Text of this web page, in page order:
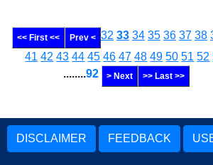
<< First << Prev < 32 33 34 35 36 37 38
41 42 43 44 45 46 47 48 49 50 51 52
........92 > Next >> Last >>
DISCLAIMER FEEDBACK